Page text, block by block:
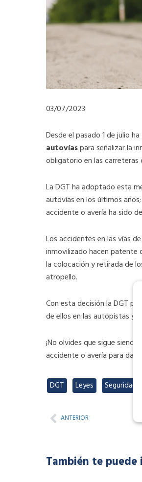
03/07/2023
Desde el pasado 1 de julio
autovíaspara señalizar la
obligatorio en las carreteras
La DGT ha adoptado esta
autovías en los últimos
accidente o avería ha sido
Los accidentes en las vías
inmovilizado hacen patente
la colocación y retirada de
atropello.
Con esta decisión la DGT
de ellos en las autopistas y
¡No olvides que sigue
accidente o avería para
DGT Leyes Seguridad
Prev
ANTERIOR
También te